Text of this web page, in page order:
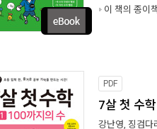
이 책의 종이
PDF
7살 첫 수
강난영, 징검다